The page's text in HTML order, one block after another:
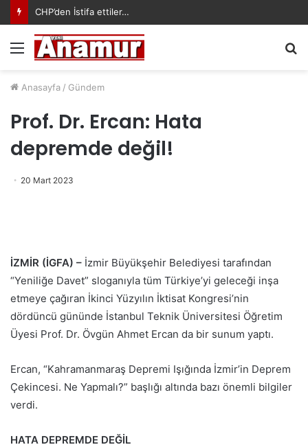
CHP’den İstifa ettiler…
Menü
Anasayfa / Gündem
Prof. Dr. Ercan: Hata
depremde değil!
20 Mart 2023
İZMİR (İGFA) – İzmir Büyükşehir Belediyesi tarafından
“Yeniliğe Davet” sloganıyla tüm Türkiye’yi geleceği inşa
etmeye çağıran İkinci Yüzyılın İktisat Kongresi’nin
dördüncü gününde İstanbul Teknik Üniversitesi Öğretim
Üyesi Prof. Dr. Övgün Ahmet Ercan da bir sunum yaptı.
Ercan, “Kahramanmaraş Depremi Işığında İzmir’in Deprem
Çekincesi. Ne Yapmalı?” başlığı altında bazı önemli bilgiler
verdi.
HATA DEPREMDE DEĞİL